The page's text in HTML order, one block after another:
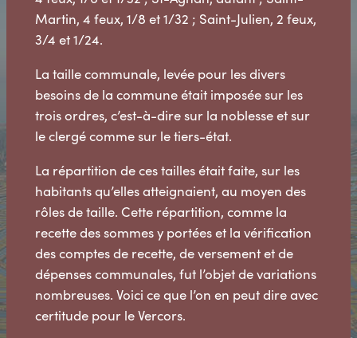
Martin, 4 feux, 1/8 et 1/32 ; Saint-Julien, 2 feux,
3/4 et 1/24.
La taille communale, levée pour les divers
besoins de la commune était imposée sur les
trois ordres, c’est-à-dire sur la noblesse et sur
le clergé comme sur le tiers-état.
La répartition de ces tailles était faite, sur les
habitants qu’elles atteignaient, au moyen des
rôles de taille. Cette répartition, comme la
recette des sommes y portées et la vérification
des comptes de recette, de versement et de
dépenses communales, fut l’objet de variations
nombreuses. Voici ce que l’on en peut dire avec
certitude pour le Vercors.